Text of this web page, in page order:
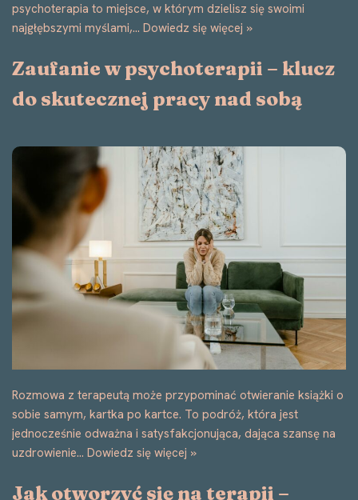
psychoterapia to miejsce, w którym dzielisz się swoimi
najgłębszymi myślami,… Dowiedz się więcej »
Zaufanie w psychoterapii – klucz
do skutecznej pracy nad sobą
Rozmowa z terapeutą może przypominać otwieranie książki o
sobie samym, kartka po kartce. To podróż, która jest
jednocześnie odważna i satysfakcjonująca, dająca szansę na
uzdrowienie… Dowiedz się więcej »
Jak otworzyć się na terapii –